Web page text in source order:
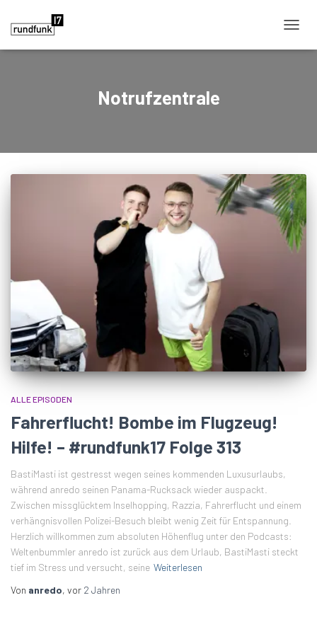
Notrufzentrale
ALLE EPISODEN
Fahrerflucht! Bombe im Flugzeug!
Hilfe! – #rundfunk17 Folge 313
BastiMasti ist gestresst wegen seines kommenden Luxusurlaubs,
während anredo seinen Panama-Rucksack wieder auspackt.
Zwischen missglücktem Inselhopping, Razzia, Fahrerflucht und einem
verhängnisvollen Polizei-Besuch bleibt wenig Zeit für Entspannung.
Herzlich willkommen zum absoluten Höhenflug unter den Podcasts:
Weltenbummler anredo ist zurück aus dem Urlaub, BastiMasti steckt
tief im Stress und versucht, seine Weiterlesen
Von anredo, vor 2 Jahren